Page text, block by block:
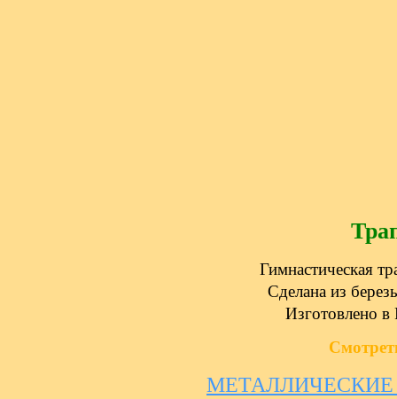
Гимнастическая
Сделана из
Изготовлено в